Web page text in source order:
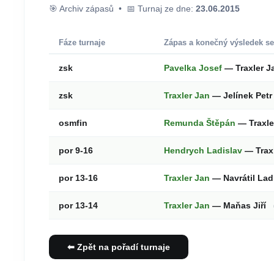
🎯 Archiv zápasů • 📅 Turnaj ze dne: 23.06.2015
Fáze turnaje Zápas a konečný výsledek
zsk Pavelka Josef — Traxler
zsk Traxler Jan — Jelínek Petr
osmfin Remunda Štěpán —
por 9-16 Hendrych Ladislav —
por 13-16 Traxler Jan — Navrátil
por 13-14 Traxler Jan — Maňas Jiří
⬅ Zpět na pořadí turnaje